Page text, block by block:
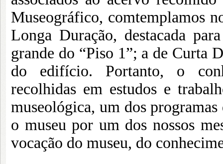
Museográfico, comtemplamos
Longa Duração, destacada
grande do “Piso 1”; a de Curta
do edifício. Portanto, o
recolhidas em estudos e
museológica, um dos
o museu por um dos nossos
vocação do museu, do